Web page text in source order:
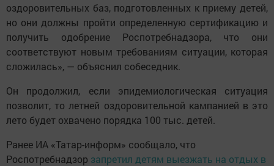
оздоровительных баз, подготовленных к приему детей,
но они должны пройти определенную сертификацию и
получить одобрение Роспотребнадзора, что они
соответствуют новым требованиям ситуации, которая
сложилась», — объяснил собеседник.
Он продолжил, если эпидемиологическая ситуация
позволит, то летней оздоровительной кампанией в это
лето будет охвачено порядка 100 тыс. детей.
Ранее ИА «Татар-информ» сообщало, что
Роспотребнадзор запретил детям выезжать на отдых в